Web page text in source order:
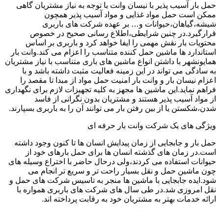
حمل بار آسیب پذیر با نیسان وانت با توجه به نیاز مشتریان گاهی
ممکن است حمل مواد غذایی و مواد آسیب پذیر همچون
شیشه،گیاهان،حیوانات و… بر عهده شرکت های باربری
قرارگیرد.در چنین شرایطی،اطلاع رسانی صحیح در خصوص
محتویات بار نقش مهمی را ایفا خواهد کرد و باربری بر اساس
استاندارد ها ماشین حمل کننده متناسب را اعزام می کند.وانت بار
همایونشهر با داشتن انواع ماشین های باری متناسب با نیاز مشتریان
به سادگی می تواند در این زمینه فعالیت مثبت داشته باشد و با
اعزام نیسان بار و وانت بار امنیت حمل مواد از مبدا تا مقصد را
فراهم نماید.این ماشین ها مجهز به کلیه تجهیزات لازم برای نگهداری
از مواد آسیب پذیر هستند و مشتریان بدون نگرانی از فاسد
شدن،شکستن یا از بین رفتن بار می توانند آن را به باربری بسپارند.
ویژگی های یک شرکت وانت بار حرفه ای
حمل بار و جابجایی از زمان پیدایش انسان ها تا کنون وجود داشته
است.در زمان های گذشته انسان ها برای حمل بارهای خود از
حیوانات استفاده می کردند،ولی درحال حاضر با اختراع وسیله های
چون ماشین حمل و نقل بسیار راحت تر و سریع تر انجام می
شود.ایده جابجایی با ماشین ها منجر به تاسیس شرکت های حمل و
نقل امروزی شد.در طی سال های شرکت های باربری همواره با
ارائه خدمات بهتر به مشتریان خود به رقابت پرداخته اند.